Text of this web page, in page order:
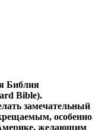
Библия
Bible).
замечательный
особенно
желающим